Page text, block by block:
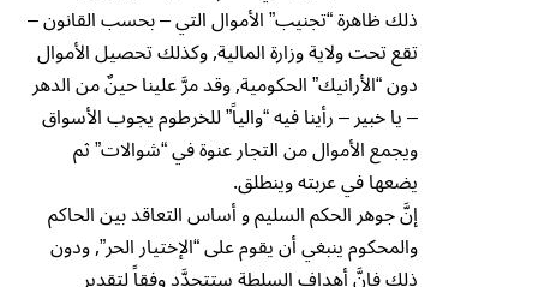
ذلك ظاهرة “تجنيب” الأموال التي – بحسب القانون –
تقع تحت ولاية وزارة المالية, وكذلك تحصيل الأموال
دون “الأرانيك” الحكومية, وقد مرَّ علينا حينٌ من الدهر
– يا خبير – رأينا فيه “والياً” للخرطوم يجوب الأسواق
ويجمع الأموال من التجار عنوة في “شوالات” ثم
يضعها في عربته وينطلق.
إنَّ جوهر الحكم السليم و أساس التعاقد بين الحاكم
والمحكوم ينبغي أن يقوم على “الإختيار الحر”, ودون